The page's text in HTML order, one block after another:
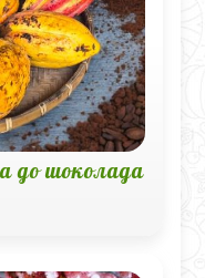
до шоколада